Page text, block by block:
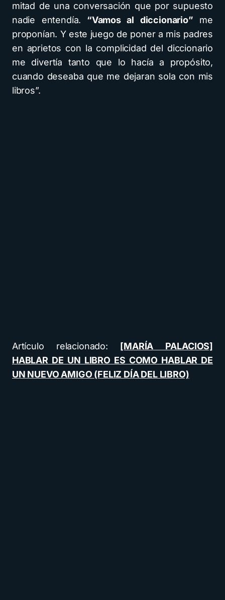
mitad de una conversación que por supuesto
nadie entendía. “Vamos al diccionario” me
proponían. Y este juego de poner a mis padres
en aprietos con la complicidad del diccionario
me divertía tanto que lo hacía a propósito,
cuando deseaba que me dejaran sola con mis
libros”.
Artículo relacionado: [MARÍA PALACIOS]
HABLAR DE UN LIBRO ES COMO HABLAR DE
UN NUEVO AMIGO (FELIZ DÍA DEL LIBRO)